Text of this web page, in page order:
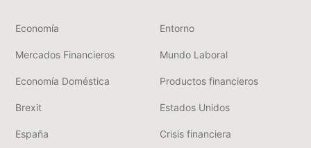
Economía Entorno
Mercados Financieros Mundo Laboral
Economía Doméstica Productos financieros
Brexit Estados Unidos
España Crisis financiera